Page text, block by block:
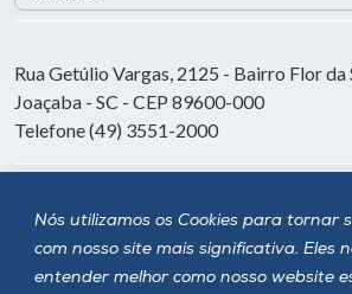
Nós utilizamos os Cookies para tornar
com nosso site mais significativa. Eles
entender melhor como nosso website
Rua Getúlio Vargas, 2125 - Bairro Flor da
Joaçaba - SC - CEP 89600-000
Telefone (49) 3551-2000
Siga a Unoesc